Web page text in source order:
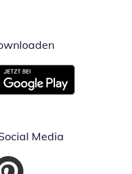
Öffnet in
in neuem Fenster
Media